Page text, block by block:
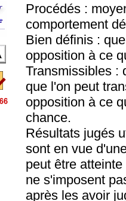
Procédés :
comportement
Bien définis :
opposition à ce
Transmissibles :
que l'on peut
opposition à ce
chance.
Résultats jugés
sont en vue
peut être
ne s'imposent
après les avoir